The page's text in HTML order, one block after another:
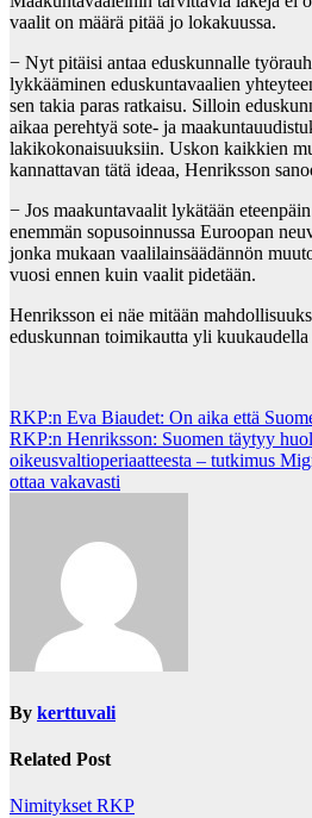
vaalit on määrä pitää jo lokakuussa.
− Nyt pitäisi antaa eduskunnalle
lykkääminen eduskuntavaalien
sen takia paras ratkaisu. Silloin
aikaa perehtyä sote- ja
lakikokonaisuuksiin. Uskon kaikkien
kannattavan tätä ideaa, Henriksson
− Jos maakuntavaalit lykätään
enemmän sopusoinnussa Euroopan
jonka mukaan vaalilainsäädännön
vuosi ennen kuin vaalit pidetään.
Henriksson ei näe mitään
eduskunnan toimikautta yli
Post
navigation
RKP:n Eva Biaudet: On aika että
RKP:n Henriksson: Suomen täytyy
oikeusvaltioperiaatteesta – tutkimus
ottaa vakavasti
By kerttuvali
Related Post
Nimitykset RKP